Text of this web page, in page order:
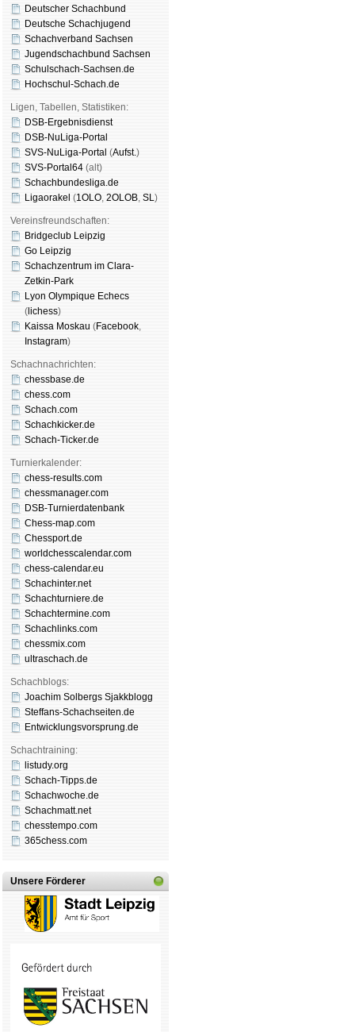
Deutscher Schachbund
Deutsche Schachjugend
Schachverband Sachsen
Jugendschachbund Sachsen
Schulschach-Sachsen.de
Hochschul-Schach.de
Ligen, Tabellen, Statistiken:
DSB-Ergebnisdienst
DSB-NuLiga-Portal
SVS-NuLiga-Portal (Aufst.)
SVS-Portal64 (alt)
Schachbundesliga.de
Ligaorakel (1OLO, 2OLOB, SL)
Vereinsfreundschaften:
Bridgeclub Leipzig
Go Leipzig
Schachzentrum im Clara-
Zetkin-Park
Lyon Olympique Echecs
( lichess)
Kaissa Moskau (Face­book,
Insta­gram)
Schachnachrichten:
chessbase.de
chess.com
Schach.com
Schachkicker.de
Schach-Ticker.de
Turnierkalender:
chess-results.com
chessmanager.com
DSB-Turnierdatenbank
Chess-map.com
Chessport.de
worldchesscalendar.com
chess-calendar.eu
Schachinter.net
Schachturniere.de
Schachtermine.com
Schachlinks.com
chessmix.com
ultraschach.de
Schachblogs:
Joachim Solbergs Sjakkblogg
Steffans-Schachseiten.de
Entwicklungsvorsprung.de
Schachtraining:
listudy.org
Schach-Tipps.de
Schachwoche.de
Schachmatt.net
chesstempo.com
365chess.com
Unsere Förderer